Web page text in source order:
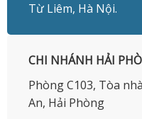
Từ Liêm, Hà Nội.
CHI NHÁNH HẢI
Phòng C103, Tòa
An, Hải Phòng